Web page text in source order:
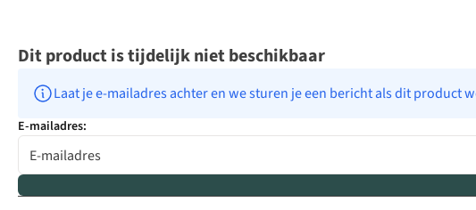
Dit product is tijdelijk niet beschikbaar
Laat je e-mailadres achter en we sturen je een bericht als dit product
E-mailadres: